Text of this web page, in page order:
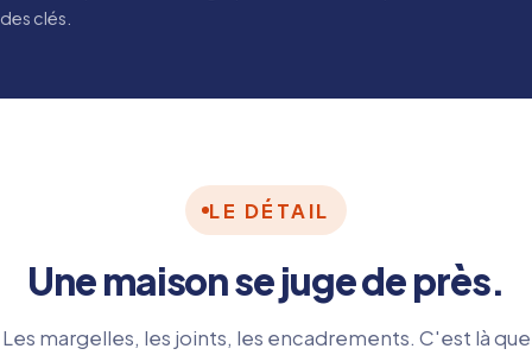
des clés.
LE DÉTAIL
Une maison se juge de près.
Les margelles, les joints, les encadrements. C'est là que